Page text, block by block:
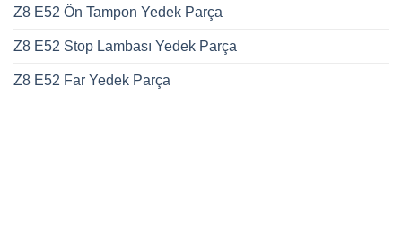
Z8 E52 Ön Tampon Yedek Parça
Z8 E52 Stop Lambası Yedek Parça
Z8 E52 Far Yedek Parça